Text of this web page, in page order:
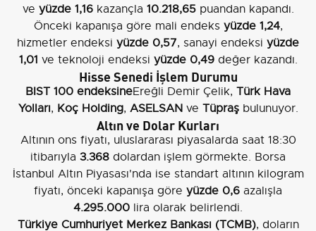
ve yüzde 1,16kazançla 10.218,65puandan kapandı.
Önceki kapanışa göre mali endeks yüzde 1,24,
hizmetler endeksi yüzde 0,57, sanayi endeksi yüzde
1,01 ve teknoloji endeksi yüzde 0,49değer kazandı.
Hisse Senedi İşlem Durumu
BIST 100 endeksineEreğli Demir Çelik, Türk Hava
Yolları, Koç Holding, ASELSANve Tüpraşbulunuyor.
Altın ve Dolar Kurları
Altının ons fiyatı, uluslararası piyasalarda saat 18:30
itibarıyla 3.368 dolardan işlem görmekte. Borsa
İstanbul Altın Piyasası'nda ise standart altının kilogram
fiyatı, önceki kapanışa göre yüzde 0,6 azalışla
4.295.000 lira olarak belirlendi.
Türkiye Cumhuriyet Merkez Bankası (TCMB), doların